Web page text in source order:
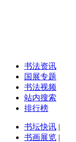
书法资讯
国展专题
书法视频
站内搜索
排行榜
书坛快讯 |
书画展览 |